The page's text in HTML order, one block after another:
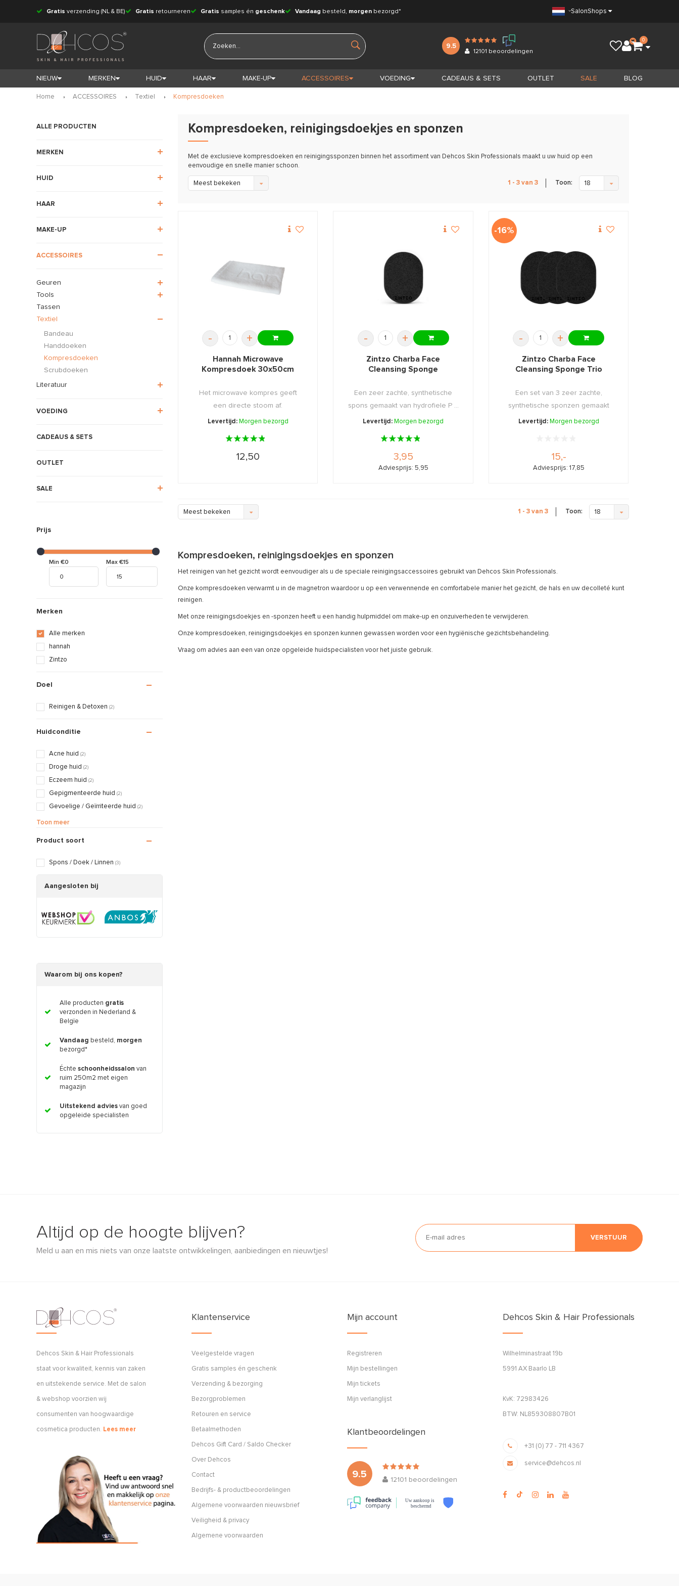
Gratis verzending (NL & BE) Gratis retourneren Gratis samples én geschenk Vandaag besteld, morgen bezorgd* SalonShops
9.5
12101 beoordelingen
0
NIEUW MERKEN HUID HAAR MAKE-UP ACCESSOIRES VOEDING CADEAUS & SETS OUTLET SALE BLOG
Home ACCESSOIRES Textiel Kompresdoeken
ALLE PRODUCTEN
MERKEN
HUID
HAAR
MAKE-UP
ACCESSOIRES
Geuren
Tools
Tassen
Textiel
Bandeau
Handdoeken
Kompresdoeken
Scrubdoeken
Literatuur
VOEDING
CADEAUS & SETS
OUTLET
SALE
Prijs
Min €0 Max €15
Merken
Alle merken
hannah
Zintzo
Doel
Reinigen & Detoxen (2)
Huidconditie
Acne huid (2)
Droge huid (2)
Eczeem huid (2)
Gepigmenteerde huid (2)
Gevoelige / Geïrriteerde huid (2)
Huidveroudering
Verslapte huid (2)
Vochtarme / Trekkerige huid
Toon meer
Product soort
Spons / Doek / Linnen (3)
Aangesloten bij
Waarom bij ons kopen?
Alle producten gratis
verzonden in Nederland &
Belgïe
Vandaag besteld, morgen
bezorgd*
Échte schoonheidssalon van
ruim 250m2 met eigen
magazijn
Uitstekend advies van goed
opgeleide specialisten
Kompresdoeken, reinigingsdoekjes en sponzen
Met de exclusieve kompresdoeken en reinigingssponzen binnen het assortiment van Dehcos Skin Professionals maakt u uw huid op een
eenvoudige en snelle manier schoon.
Meest bekeken 1 - 3 van 3 Toon: 18
- +
Hannah Microwave
Kompresdoek 30x50cm
Het microwave kompres geeft
een directe stoom af.
Levertijd: Morgen bezorgd
12,50
- +
Zintzo Charba Face
Cleansing Sponge
Een zeer zachte, synthetische
spons gemaakt van hydrofiele P ...
Levertijd: Morgen bezorgd
3,95
Adviesprijs: 5,95
-16%
- +
Zintzo Charba Face
Cleansing Sponge Trio
Een set van 3 zeer zachte,
synthetische sponzen gemaakt
van ...
Levertijd: Morgen bezorgd
15,-
Adviesprijs: 17,85
Meest bekeken 1 - 3 van 3 Toon: 18
Kompresdoeken, reinigingsdoekjes en sponzen
Het reinigen van het gezicht wordt eenvoudiger als u de speciale reinigingsaccessoires gebruikt van Dehcos Skin Professionals.
Onze kompresdoeken verwarmt u in de magnetron waardoor u op een verwennende en comfortabele manier het gezicht, de hals en uw decolleté kunt
reinigen.
Met onze reinigingsdoekjes en -sponzen heeft u een handig hulpmiddel om make-up en onzuiverheden te verwijderen.
Onze kompresdoeken, reinigingsdoekjes en sponzen kunnen gewassen worden voor een hygiënische gezichtsbehandeling.
Vraag om advies aan een van onze opgeleide huidspecialisten voor het juiste gebruik.
Altijd op de hoogte blijven?
Meld u aan en mis niets van onze laatste ontwikkelingen, aanbiedingen en nieuwtjes!
VERSTUUR
Dehcos Skin & Hair Professionals
staat voor kwaliteit, kennis van zaken
en uitstekende service. Met de salon
& webshop voorzien wij
consumenten van hoogwaardige
cosmetica producten. Lees meer
Klantenservice
Veelgestelde vragen
Gratis samples én geschenk
Verzending & bezorging
Bezorgproblemen
Retouren en service
Betaalmethoden
Dehcos Gift Card / Saldo Checker
Over Dehcos
Contact
Bedrijfs- & productbeoordelingen
Algemene voorwaarden nieuwsbrief
Veiligheid & privacy
Algemene voorwaarden
Mijn account
Registreren
Mijn bestellingen
Mijn tickets
Mijn verlanglijst
Klantbeoordelingen
9.5
12101 beoordelingen
Uw aankoop is
beschermd
Dehcos Skin & Hair Professionals
Wilhelminastraat 19b
5991 AX Baarlo LB
KvK: 72983426
BTW: NL859308807B01
+31 (0) 77 - 711 4367
service@dehcos.nl